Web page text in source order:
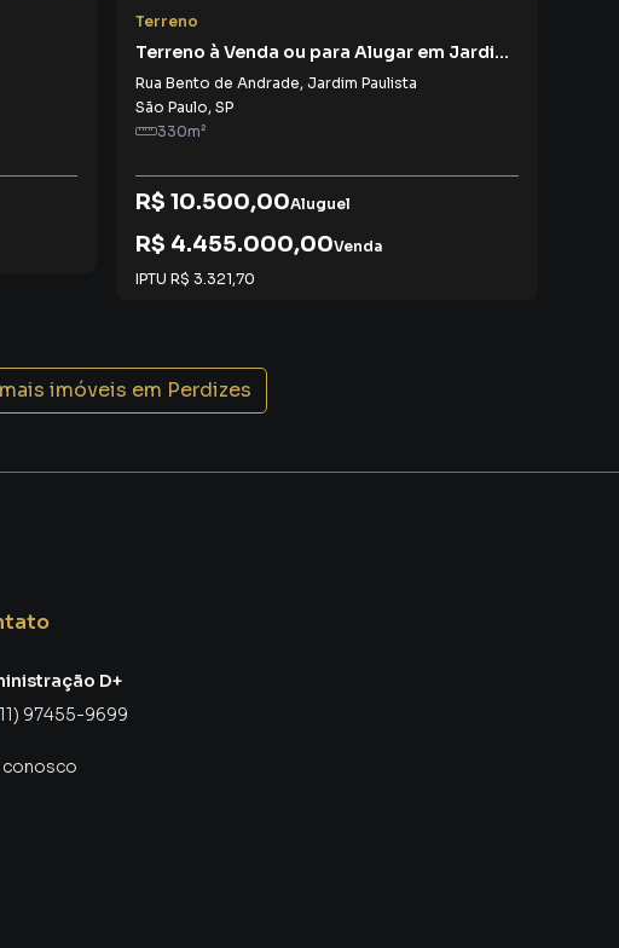
Terreno
Terreno à Venda ou para Alugar em Jardim
Paulista
Rua Bento de Andrade, Jardim Paulista
São Paulo, SP
330m²
R$ 10.500,00Aluguel
R$ 4.455.000,00Venda
IPTU R$ 3.321,70
imóveis em Perdizes
D+
97455-9699
conosco